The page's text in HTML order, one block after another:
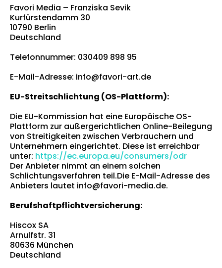
Favori Media – Franziska Sevik
Kurfürstendamm 30
10790 Berlin
Deutschland
Telefonnummer: 030409 898 95
E-Mail-Adresse: info@favori-art.de
EU-Streitschlichtung (OS-Plattform):
Die EU-Kommission hat eine Europäische OS-
Plattform zur außergerichtlichen Online-Beilegung
von Streitigkeiten zwischen Verbrauchern und
Unternehmern eingerichtet. Diese ist erreichbar
unter: https://ec.europa.eu/consumers/odr
Der Anbieter nimmt an einem solchen
Schlichtungsverfahren teil.Die E-Mail-Adresse des
Anbieters lautet info@favori-media.de.
Berufshaftpflichtversicherung:
Hiscox SA
Arnulfstr. 31
80636 München
Deutschland